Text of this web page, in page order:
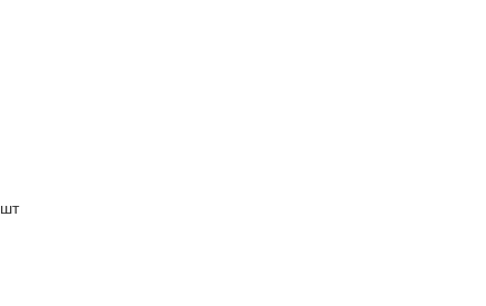
шт